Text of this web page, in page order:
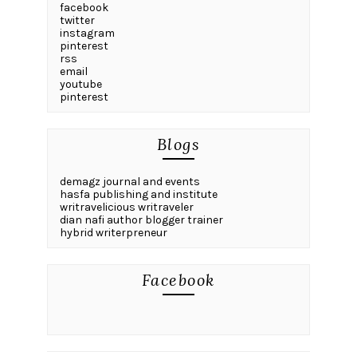
facebook
twitter
instagram
pinterest
rss
email
youtube
pinterest
Blogs
demagz journal and events
hasfa publishing and institute
writravelicious writraveler
dian nafi author blogger trainer
hybrid writerpreneur
Facebook